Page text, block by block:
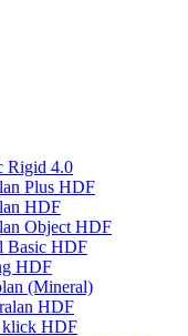
Rigid 4.0
Plus HDF
HDF
Object HDF
Basic HDF
HDF
(Mineral)
HDF
HDF